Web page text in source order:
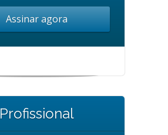
Assinar agora
Profissional